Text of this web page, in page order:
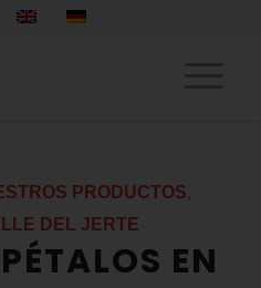
PRODUCTOS
DEL JERTE
EN